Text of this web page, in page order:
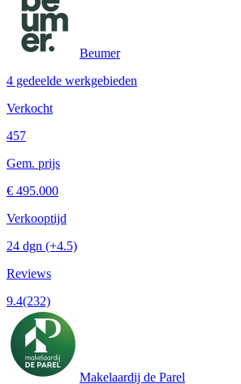
Beumer
4 gedeelde werkgebieden
Verkocht
457
Gem. prijs
€ 495.000
Verkooptijd
24 dgn (+4.5)
Reviews
9.4(232)
Makelaardij de Parel